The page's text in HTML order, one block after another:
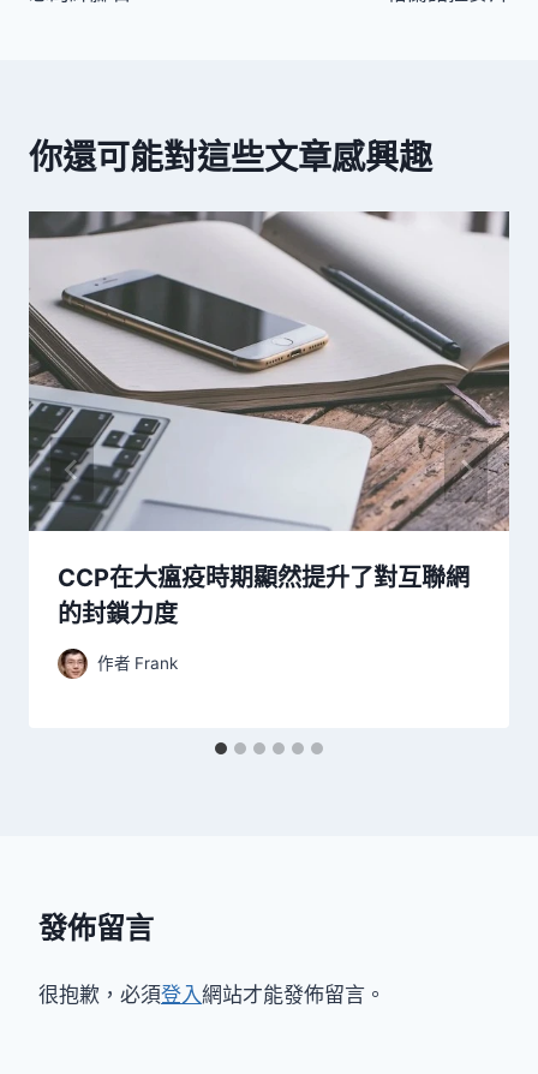
你還可能對這些文章感興趣
CCP在大瘟疫時期顯然提升了對互聯網
的封鎖力度
作者 Frank
發佈留言
很抱歉，必須登入網站才能發佈留言。